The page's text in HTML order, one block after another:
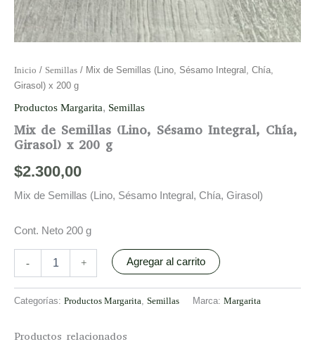
Inicio / Semillas / Mix de Semillas (Lino, Sésamo Integral, Chía,
Girasol) x 200 g
Productos Margarita, Semillas
Mix de Semillas (Lino, Sésamo Integral, Chía,
Girasol) x 200 g
$2.300,00
Mix de Semillas (Lino, Sésamo Integral, Chía, Girasol)
Cont. Neto 200 g
- + Agregar al carrito
Categorías: Productos Margarita Semillas Marca: Margarita
Productos relacionados